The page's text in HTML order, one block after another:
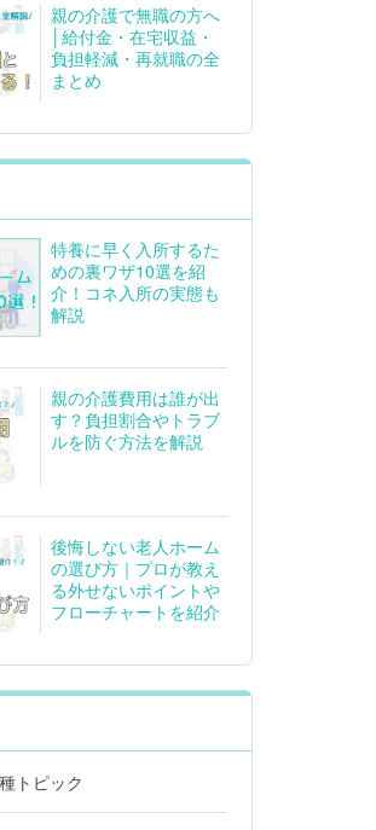
親の介護で無職の方へ
│給付金・在宅収益・
負担軽減・再就職の全
まとめ
特養に早く入所するた
めの裏ワザ10選を紹
介！コネ入所の実態も
解説
親の介護費用は誰が出
す？負担割合やトラブ
ルを防ぐ方法を解説
後悔しない老人ホーム
の選び方｜プロが教え
る外せないポイントや
フローチャートを紹介
トピック